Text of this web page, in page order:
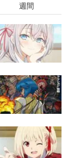
【推しの子】 3
期
週間